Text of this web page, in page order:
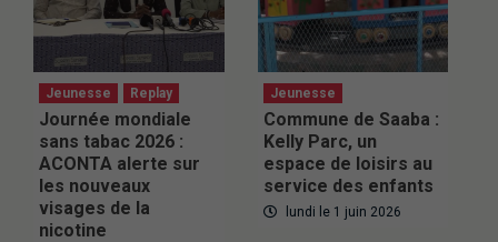
Jeunesse Replay
Journée mondiale
sans tabac 2026 :
ACONTA alerte sur
les nouveaux
visages de la
nicotine
Jeunesse
Commune de Saaba :
Kelly Parc, un
espace de loisirs au
service des enfants
lundi le 1 juin 2026